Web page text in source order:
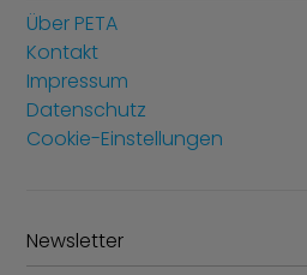
Über PETA
Kontakt
Impressum
Datenschutz
Cookie-Einstellungen
Newsletter